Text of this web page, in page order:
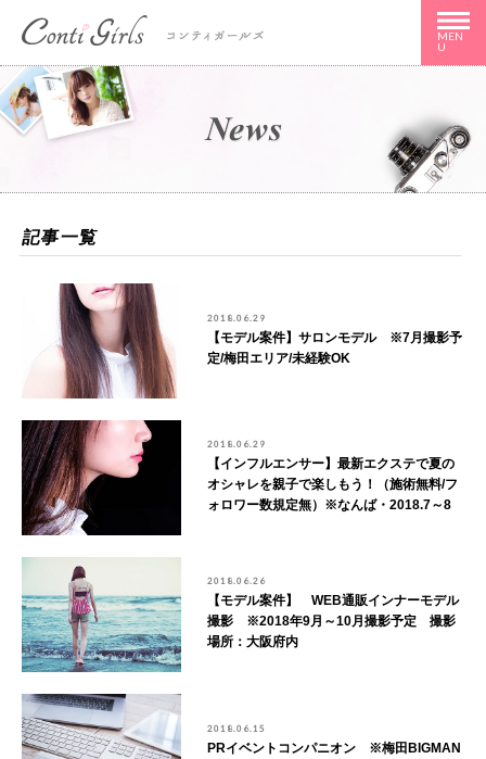
MEN
U
記事一覧
2018.06.29
【モデル案件】サロンモデル ※7月撮影予
定/梅田エリア/未経験OK
2018.06.29
【インフルエンサー】最新エクステで夏の
オシャレを親子で楽しもう！（施術無料/フ
ォロワー数規定無）※なんば・2018.7～8
2018.06.26
【モデル案件】 WEB通販インナーモデル
撮影 ※2018年9月～10月撮影予定 撮影
場所：大阪府内
2018.06.15
PRイベントコンパニオン ※梅田BIGMAN